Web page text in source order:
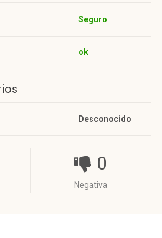
Seguro
ok
Desconocido
0
Negativa